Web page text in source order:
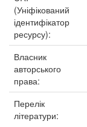
(Уніфікований
ідентифікатор
ресурсу):
Власник
авторського
права:
Перелік
літератури: